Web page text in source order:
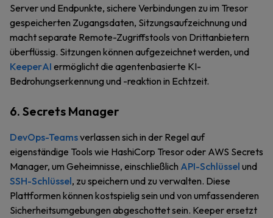
Server und Endpunkte, sichere Verbindungen zu im Tresor
gespeicherten Zugangsdaten, Sitzungsaufzeichnung und
macht separate Remote-Zugriffstools von Drittanbietern
überflüssig. Sitzungen können aufgezeichnet werden, und
KeeperAI ermöglicht die agentenbasierte KI-
Bedrohungserkennung und -reaktion in Echtzeit.
6. Secrets Manager
DevOps-Teamsverlassen sich in der Regel auf
eigenständige Tools wie HashiCorp Tresor oder AWS Secrets
Manager, um Geheimnisse, einschließlich API-Schlüssel und
SSH-Schlüssel, zu speichern und zu verwalten. Diese
Plattformen können kostspielig sein und von umfassenderen
Sicherheitsumgebungen abgeschottet sein. Keeper ersetzt